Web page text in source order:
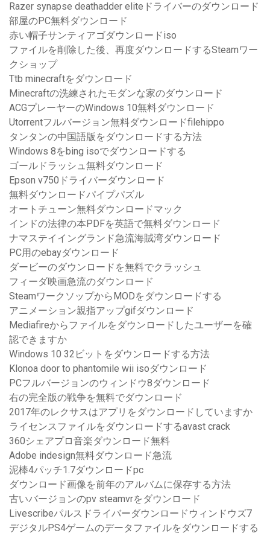
Razer synapse deathadder eliteドライバーのダウンロード
部屋のPC無料ダウンロード
赤い帽子サンティアゴダウンロードiso
ファイルを削除した後、再度ダウンロードするSteamワー
クショップ
Ttb minecraftをダウンロード
Minecraftの洗練されたモダンな家のダウンロード
ACGプレーヤーのWindows 10無料ダウンロード
Utorrentフルバージョン無料ダウンロードfilehippo
タンタンの中国語版をダウンロードする方法
Windows 8をbing isoでダウンロードする
ゴールドラッシュ無料ダウンロード
Epson v750ドライバーダウンロード
無料ダウンロードパイプパズル
オートチューン無料ダウンロードマック
インドの法律の本PDFを英語で無料ダウンロード
ナマステイイングランド急流海賊湾ダウンロード
PC用のebayダウンロード
ダービーのダウンロードを無料でクラッシュ
フィーダ映画急流のダウンロード
SteamワークソップからMODをダウンロードする
アニメーション親指アップgifダウンロード
Mediafireからファイルをダウンロードしたユーザーを確
認できますか
Windows 10 32ビットをダウンロードする方法
Klonoa door to phantomile wii isoダウンロード
PCフルバージョンのウィンドウ8ダウンロード
右の完全版の戦争を無料でダウンロード
2017年のレクサスはアプリをダウンロードしていますか
ライセンスファイルをダウンロードするavast crack
360シェアプロ音楽ダウンロード無料
Adobe indesign無料ダウンロード急流
泥棒4パッチ1.7ダウンロードpc
ダウンロード画像を前年のアルバムに保存する方法
古いバージョンのpv steamvrをダウンロード
Livescribeパルスドライバーダウンロードウィンドウズ7
デジタルPS4ゲームのデータファイルをダウンロードする